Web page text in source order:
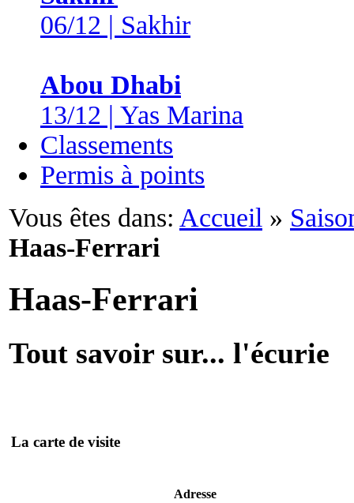
06/12 | Sakhir
Abou Dhabi
13/12 | Yas Marina
Classements
Permis à points
Vous êtes dans: Accueil »
Haas-Ferrari
Haas-Ferrari
Tout savoir sur... l'écurie
La carte de visite
Adresse